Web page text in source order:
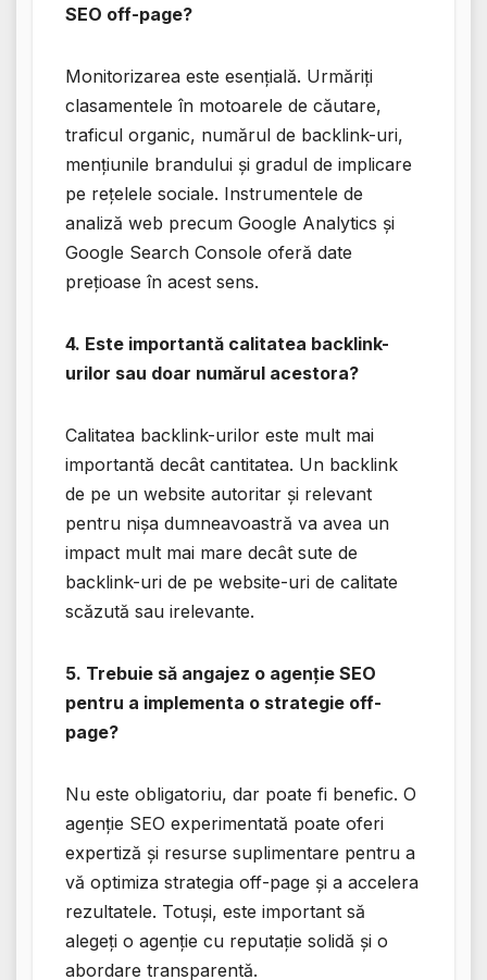
SEO off-page?
Monitorizarea este esențială. Urmăriți
clasamentele în motoarele de căutare,
traficul organic, numărul de backlink-uri,
mențiunile brandului și gradul de implicare
pe rețelele sociale. Instrumentele de
analiză web precum Google Analytics și
Google Search Console oferă date
prețioase în acest sens.
4. Este importantă calitatea backlink-
urilor sau doar numărul acestora?
Calitatea backlink-urilor este mult mai
importantă decât cantitatea. Un backlink
de pe un website autoritar și relevant
pentru nișa dumneavoastră va avea un
impact mult mai mare decât sute de
backlink-uri de pe website-uri de calitate
scăzută sau irelevante.
5. Trebuie să angajez o agenție SEO
pentru a implementa o strategie off-
page?
Nu este obligatoriu, dar poate fi benefic. O
agenție SEO experimentată poate oferi
expertiză și resurse suplimentare pentru a
vă optimiza strategia off-page și a accelera
rezultatele. Totuși, este important să
alegeți o agenție cu reputație solidă și o
abordare transparentă.